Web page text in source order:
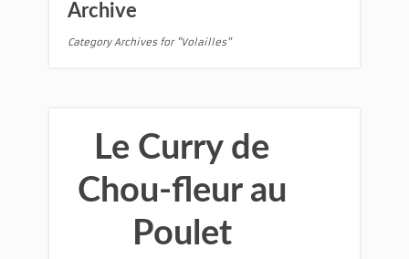
Archive
Category Archives for "Volailles"
Le Curry de
Chou-fleur au
Poulet